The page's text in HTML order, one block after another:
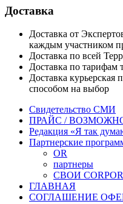
Доставка
Доставка от
каждым участником
Доставка по всей
Доставка по тарифам
Доставка
способом на выбор
Свидетельство СМИ
ПРАЙС /
Редакция «Я так
Партнерские
OR
партнеры
СВОИ
ГЛАВНАЯ
СОГЛАШЕНИЕ